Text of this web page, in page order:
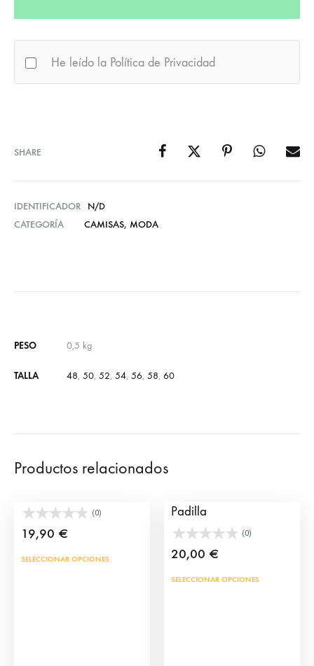
He leído la Política de Privacidad
SHARE
IDENTIFICADOR
N/D
CATEGORÍA
CAMISAS, MODA
PESO 0,5 kg
TALLA 48, 50, 52, 54, 56, 58, 60
Productos relacionados
(0)
19,90 €
SELECCIONAR OPCIONES
producto
Padilla
(0)
20,00 €
SELECCIONAR OPCIONES